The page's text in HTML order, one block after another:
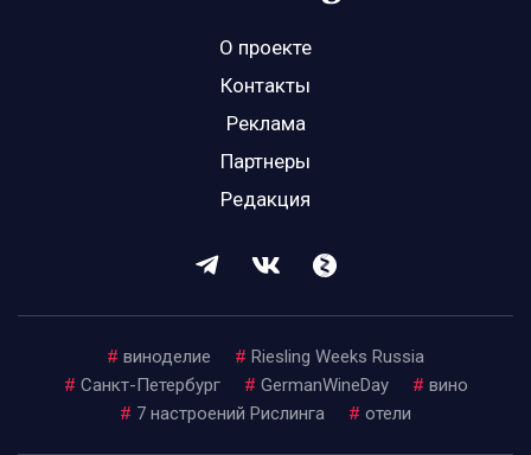
О проекте
Контакты
Реклама
Партнеры
Редакция
# виноделие # Riesling Weeks Russia
# Санкт-Петербург # GermanWineDay # вино
# 7 настроений Рислинга # отели